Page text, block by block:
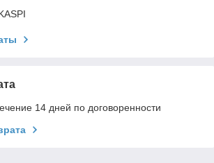
14 дней по договоренности